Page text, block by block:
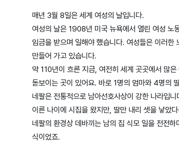
매년 3월 8일은 세계 여성의 날입니다.
여성의 날은 1908년 미국 뉴욕에서 열린 여성 노
임금을 받으며 일해야 했습니다. 여성들은 이러
만들어 가고 있습니다.
약 110년이 흐른 지금, 여전히 세계 곳곳에서 많
돋보이는 곳이 있어요. 바로 1명의 엄마와 4명의
네팔은 전통적으로 남아선호사상이 강한 나라입
이른 나이에 시집을 왔지만, 딸만 내리 셋을 낳았
네팔의 환경상 데바끼는 남의 집 식모 일을 전전
식이었죠.